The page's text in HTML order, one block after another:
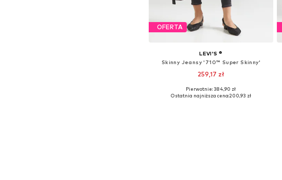
OFERTA
LEVI'S ®
Skinny Jeansy '710™ Super Skinny'
259,17 zł
+2
Dostępne w różnych rozmiarach
Pierwotnie: 384,90 zł
Ostatnia najniższa cena:200,93 zł